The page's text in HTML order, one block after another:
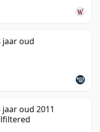
jaar oud
oud 2011